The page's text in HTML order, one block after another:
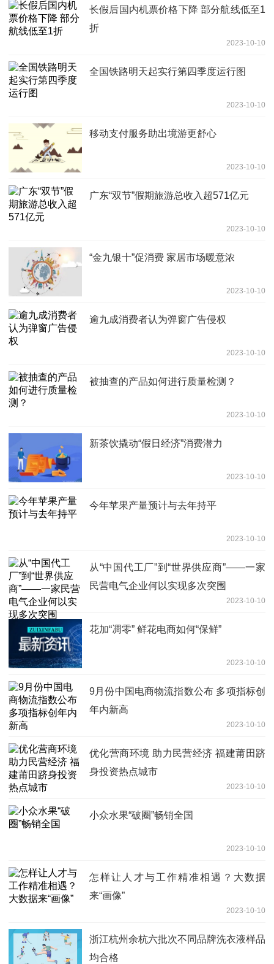
长假后国内机票价格下降 部分航线低至1
折
2023-10-10
全国铁路明天起实行第四季度运行图
2023-10-10
移动支付服务助出境游更舒心
2023-10-10
广东“双节”假期旅游总收入超571亿元
2023-10-10
“金九银十”促消费 家居市场暖意浓
2023-10-10
逾九成消费者认为弹窗广告侵权
2023-10-10
被抽查的产品如何进行质量检测？
2023-10-10
新茶饮撬动“假日经济”消费潜力
2023-10-10
今年苹果产量预计与去年持平
2023-10-10
从“中国代工厂”到“世界供应商”——一家
民营电气企业何以实现多次突围
2023-10-10
花加“凋零” 鲜花电商如何“保鲜”
2023-10-10
9月份中国电商物流指数公布 多项指标创
年内新高
2023-10-10
优化营商环境 助力民营经济 福建莆田跻
身投资热点城市
2023-10-10
小众水果“破圈”畅销全国
2023-10-10
怎样让人才与工作精准相遇？大数据
来“画像”
2023-10-10
浙江杭州余杭六批次不同品牌洗衣液样品
均合格